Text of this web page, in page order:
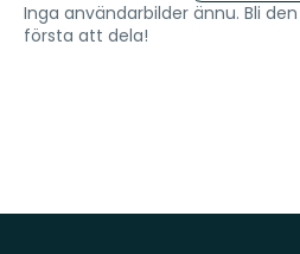
Inga användarbilder ännu. Bli den
första att dela!